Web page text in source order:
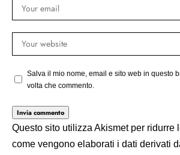
Salva il mio nome, email e sito web in questo
volta che commento.
Questo sito utilizza Akismet per ridurre
come vengono elaborati i dati derivati